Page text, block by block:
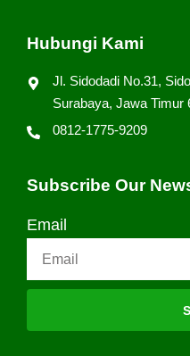
Hubungi Kami
Jl. Sidodadi No.31,
Surabaya, Jawa Timur
0812-1775-9209
Subscribe Our
Email